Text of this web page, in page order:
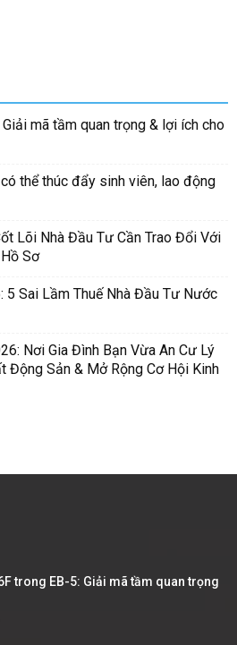
mã tầm quan trọng & lợi ích cho
thể thúc đẩy sinh viên, lao động
Lõi Nhà Đầu Tư Cần Trao Đổi Với
Sơ
Sai Lầm Thuế Nhà Đầu Tư Nước
Nơi Gia Đình Bạn Vừa An Cư Lý
Động Sản & Mở Rộng Cơ Hội Kinh
trong EB-5: Giải mã tầm quan trọng